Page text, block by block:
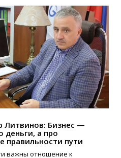
Литвинов: Бизнес —
деньги, а про
правильности пути
важны отношение к